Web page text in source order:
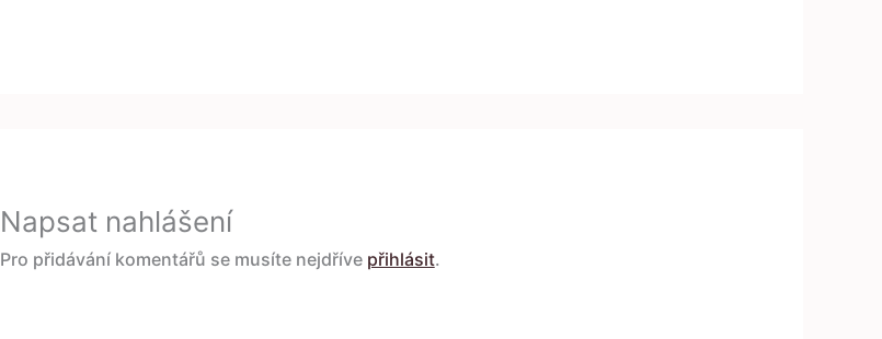
Napsat nahlášení
Pro přidávání komentářů se musíte nejdříve přihlásit.